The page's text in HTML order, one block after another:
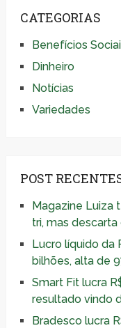
CATEGORIAS
Benefícios
Dinheiro
Notícias
Variedades
POST
Magazine Luiza
tri, mas
Lucro líquido da
bilhões, alta de
Smart Fit lucra
resultado vindo
Bradesco lucra